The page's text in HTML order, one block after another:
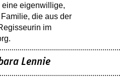
eigenwillige,
die aus der
im
Lennie